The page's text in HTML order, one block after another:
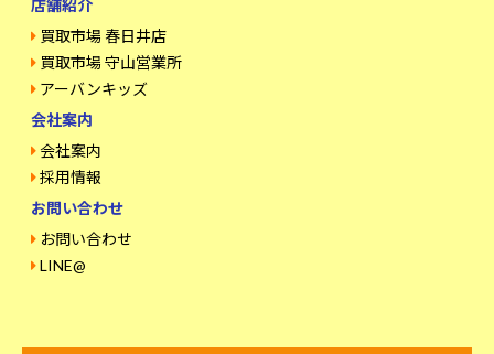
店舗紹介
買取市場 春日井店
買取市場 守山営業所
アーバンキッズ
会社案内
会社案内
採用情報
お問い合わせ
お問い合わせ
LINE@